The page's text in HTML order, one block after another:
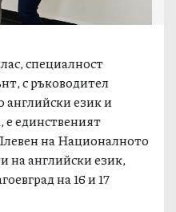
специалност
с ръководител
английски език и
единственият
на Националното
на английски език,
на 16 и 17